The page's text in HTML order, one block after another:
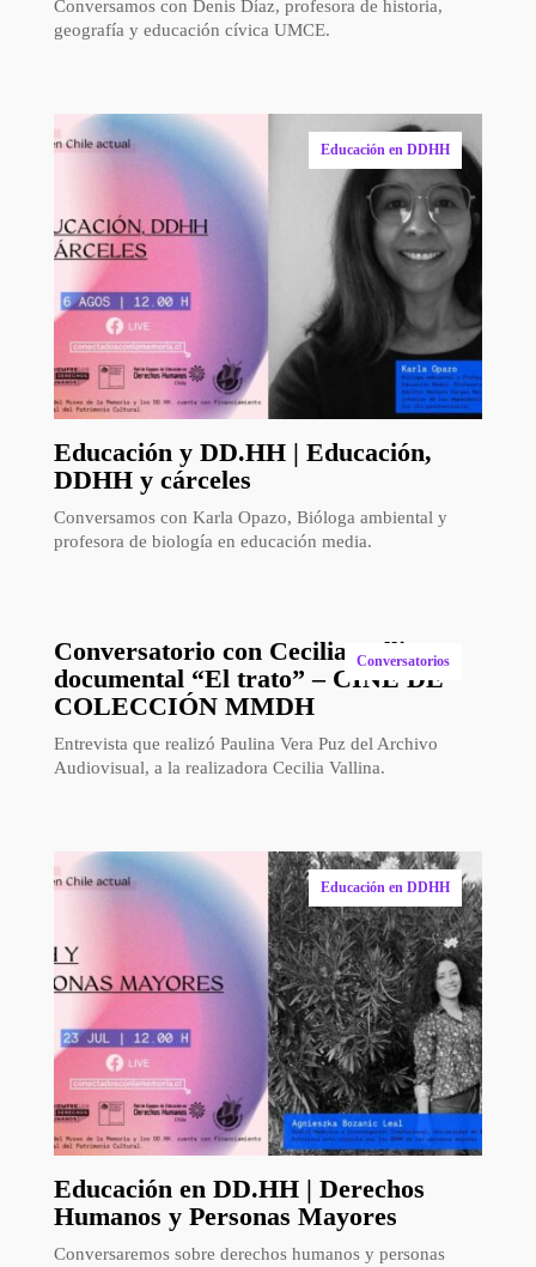
Conversamos con Denis Díaz, profesora de historia,
geografía y educación cívica UMCE.
Educación en DDHH
Educación y DD.HH | Educación,
DDHH y cárceles
Conversamos con Karla Opazo, Bióloga ambiental y
profesora de biología en educación media.
Conversatorios
Conversatorio con Cecilia Vallina –
documental “El trato” – CINE DE
COLECCIÓN MMDH
Entrevista que realizó Paulina Vera Puz del Archivo
Audiovisual, a la realizadora Cecilia Vallina.
Educación en DDHH
Educación en DD.HH | Derechos
Humanos y Personas Mayores
Conversaremos sobre derechos humanos y personas